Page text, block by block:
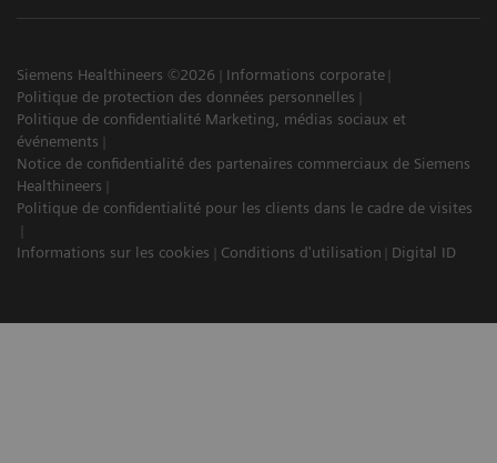
Siemens Healthineers ©2026
Informations corporate
Politique de protection des données personnelles
Politique de confidentialité Marketing, médias sociaux et
événements
Notice de confidentialité des partenaires commerciaux de Siemens
Healthineers
Politique de confidentialité pour les clients dans le cadre de visites
Informations sur les cookies Conditions d'utilisation Digital ID